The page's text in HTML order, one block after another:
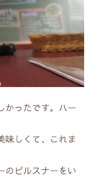
かったです。ハー
味しくて、これま
のピルスナーをい